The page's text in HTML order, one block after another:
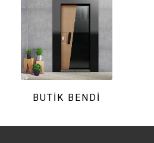
BUTIK BENDİ